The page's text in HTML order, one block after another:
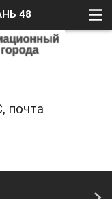
48
почта